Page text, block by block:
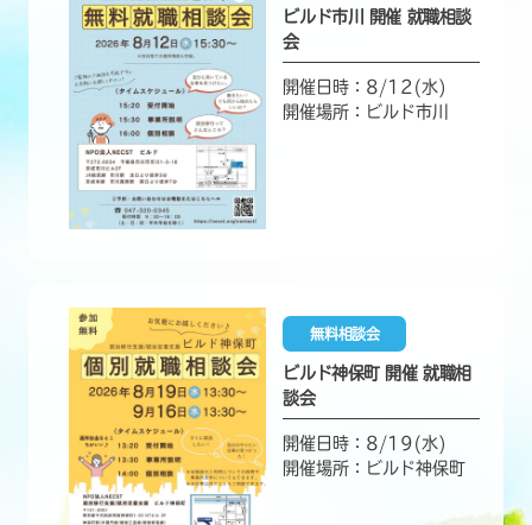
ビルド市川 開催 就職相談
会
開催日時：8/12(水)
開催場所：ビルド市川
無料相談会
ビルド神保町 開催 就職相
談会
開催日時：8/19(水)
開催場所：ビルド神保町